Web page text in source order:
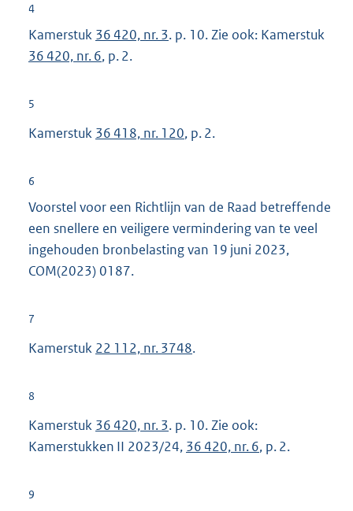
4
Kamerstuk 36 420, nr. 3. p. 10. Zie ook: Kamerstuk
36 420, nr. 6, p. 2.
5
Kamerstuk 36 418, nr. 120, p. 2.
6
Voorstel voor een Richtlijn van de Raad betreffende
een snellere en veiligere vermindering van te veel
ingehouden bronbelasting van 19 juni 2023,
COM(2023) 0187.
7
Kamerstuk 22 112, nr. 3748.
8
Kamerstuk 36 420, nr. 3. p. 10. Zie ook:
Kamerstukken II 2023/24, 36 420, nr. 6, p. 2.
9